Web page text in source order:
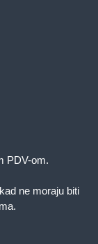
PDV-om.
ne moraju biti